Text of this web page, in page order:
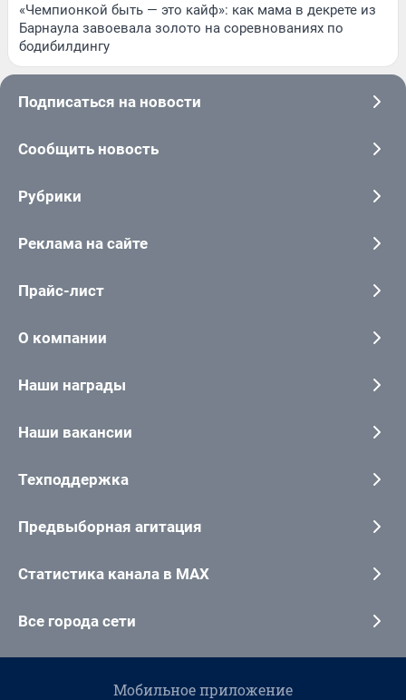
«Чемпионкой быть — это кайф»: как мама в декрете из
Барнаула завоевала золото на соревнованиях по
бодибилдингу
Подписаться на новости
Сообщить новость
Рубрики
Реклама на сайте
Прайс-лист
О компании
Наши награды
Наши вакансии
Техподдержка
Предвыборная агитация
Статистика канала в MAX
Все города сети
Мобильное приложение